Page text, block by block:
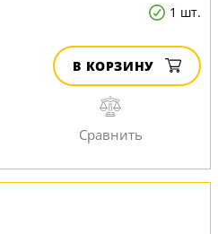
1 шт.
В КОРЗИНУ